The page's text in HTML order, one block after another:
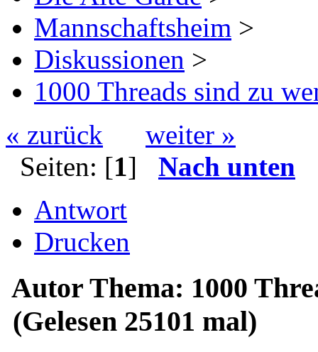
Mannschaftsheim >
Diskussionen >
1000 Threads sind zu
« zurück
weiter »
Seiten: [1] Nach unten
Antwort
Drucken
Autor Thema: 1000
(Gelesen 25101 mal)